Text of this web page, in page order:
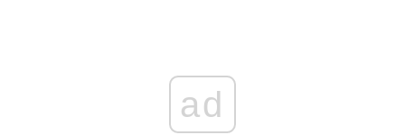
ad